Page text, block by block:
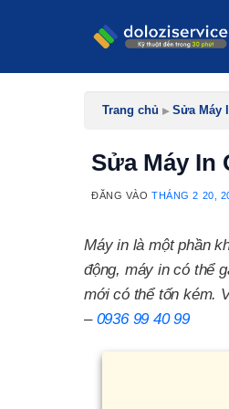
Trang chủ ▸ Sửa Máy
Sửa Máy In
ĐĂNG VÀOTHÁNG 2 20,
Máy in là một phần
động, máy in có thể
mới có thể tốn kém.
– 0936 99 40 99